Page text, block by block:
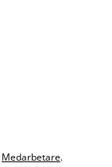
Medarbetare.